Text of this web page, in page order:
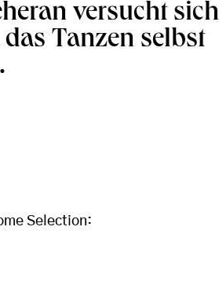
versucht sich
Tanzen selbst
Selection: